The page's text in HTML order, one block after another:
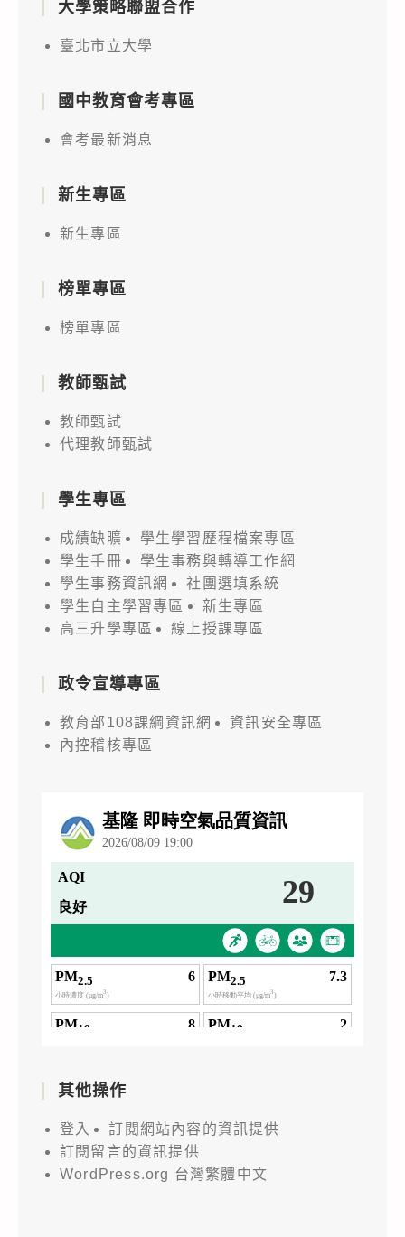
大學策略聯盟合作
臺北市立大學
國中教育會考專區
會考最新消息
新生專區
新生專區
榜單專區
榜單專區
教師甄試
教師甄試
代理教師甄試
學生專區
成績缺曠
學生學習歷程檔案專區
學生手冊
學生事務與轉導工作網
學生事務資訊網
社團選填系統
學生自主學習專區
新生專區
高三升學專區
線上授課專區
政令宣導專區
教育部108課綱資訊網
資訊安全專區
內控稽核專區
其他操作
登入
訂閱網站內容的資訊提供
訂閱留言的資訊提供
WordPress.org 台灣繁體中文